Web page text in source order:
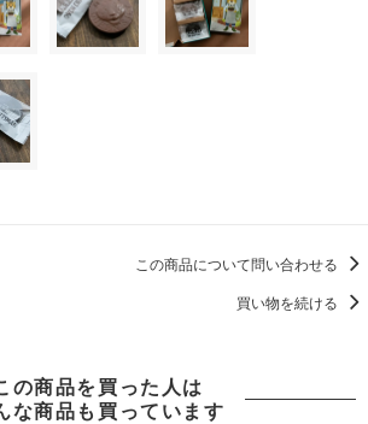
この商品について問い合わせる
買い物を続ける
の商品を買った人は
な商品も買っています